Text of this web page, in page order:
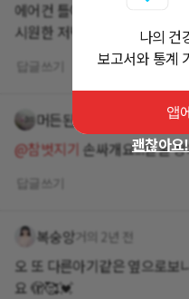
에어컨 틀어도 더워요..
시원한 저녁시간 보내세요 ~^^
머든된다셋맘 거의 2년 전
@참벗지기 손싸개요...얼굴
복숭앙 거의 2년 전
오 또 다른아기같은 옆으로보
요 🫣🥰💓
나의 건
보고서와 통계
앱
괜찮아요